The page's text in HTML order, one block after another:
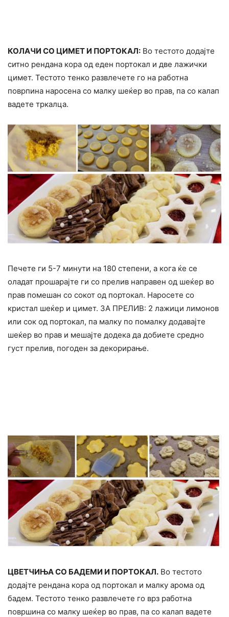
КОЛАЧИ СО ЦИМЕТ И ПОРТОКАЛ: Во тестото додајте
ситно рендана кора од еден портокал и две лажички
цимет. Тестото тенко развлечете го на работна
поврпина наросена со малку шеќер во прав, па со калап
вадете тркалца.
Печете ги 5-7 минути на 180 степени, а кога ќе се
оладат прошарајте ги со прелив направен од шеќер во
прав помешан со сокот од портокал. Наросете со
кристал шеќер и цимет. ЗА ПРЕЛИВ: 2 лажици лимонов
или сок од портокал, па малку по помалку додавајте
шеќер во прав и мешајте додека да добиете средно
густ прелив, погоден за декорирање.
ЦВЕТЧИЊА СО БАДЕМИ И ПОРТОКАЛ. Во тестото
додајте рендана кора од портокал и малку арома од
бадем. Тестото тенко развлечете го врз работна
површина со малку шеќер во прав, па со калап вадете